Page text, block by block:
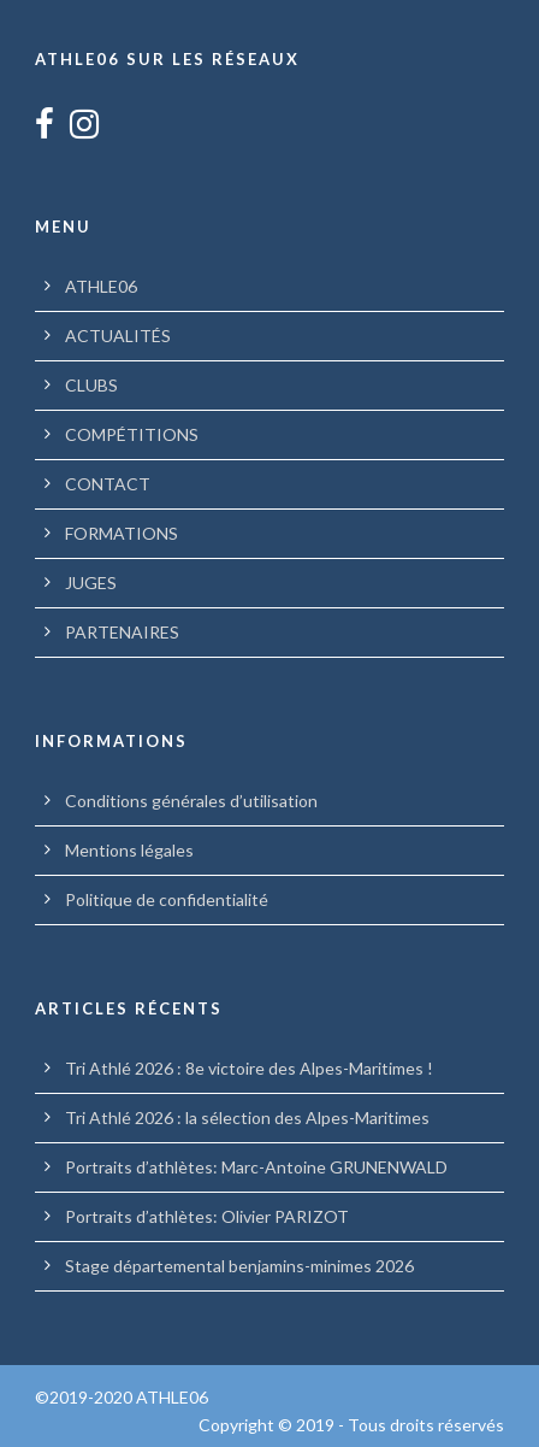
ATHLE06 SUR LES RÉSEAUX
MENU
ATHLE06
ACTUALITÉS
CLUBS
COMPÉTITIONS
CONTACT
FORMATIONS
JUGES
PARTENAIRES
INFORMATIONS
Conditions générales d’utilisation
Mentions légales
Politique de confidentialité
ARTICLES RÉCENTS
Tri Athlé 2026 : 8e victoire des Alpes-Maritimes !
Tri Athlé 2026 : la sélection des Alpes-Maritimes
Portraits d’athlètes: Marc-Antoine GRUNENWALD
Portraits d’athlètes: Olivier PARIZOT
Stage départemental benjamins-minimes 2026
©2019-2020 ATHLE06
Copyright © 2019 - Tous droits réservés